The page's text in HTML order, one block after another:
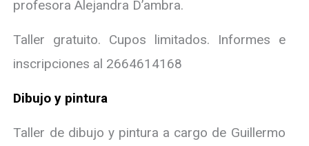
profesora Alejandra D’ambra.
Taller gratuito. Cupos limitados. Informes e
inscripciones al 2664614168
Dibujo y pintura
Taller de dibujo y pintura a cargo de Guillermo